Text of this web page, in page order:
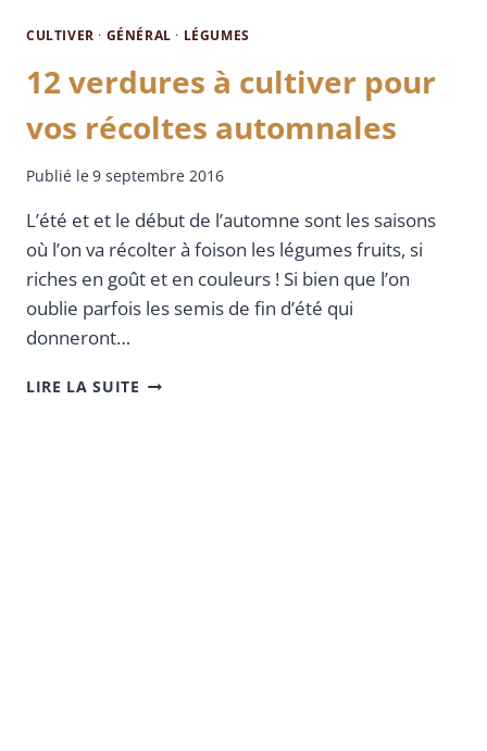
CULTIVER · GÉNÉRAL · LÉGUMES
12 verdures à cultiver pour
vos récoltes automnales
Publié le9 septembre 2016
L’été et et le début de l’automne sont les saisons
où l’on va récolter à foison les légumes fruits, si
riches en goût et en couleurs ! Si bien que l’on
oublie parfois les semis de fin d’été qui
donneront…
LIRE LA SUITE